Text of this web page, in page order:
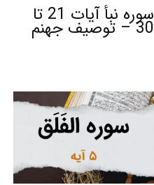
سوره نبأ آیات 21 تا
30 – توصیف جهنم